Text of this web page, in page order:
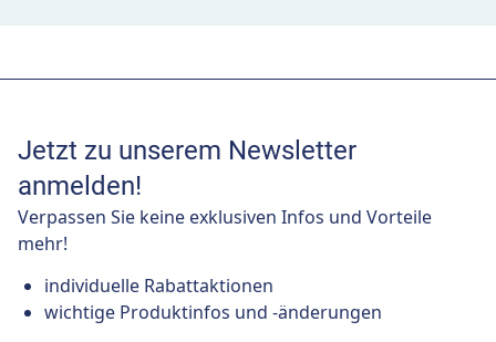
Jetzt zu unserem Newsletter
anmelden!
Verpassen Sie keine exklusiven Infos und Vorteile
mehr!
individuelle Rabattaktionen
wichtige Produktinfos und -änderungen